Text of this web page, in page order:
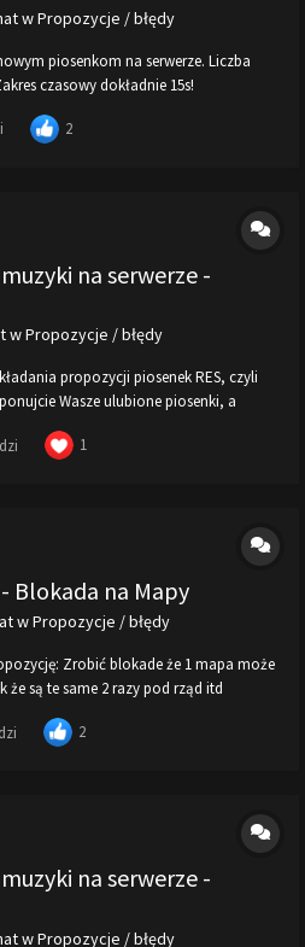
wPropozycje / błędy
piosenkom na serwerze. Liczba
czasowy dokładnie 15s!
2
na serwerze -
wPropozycje / błędy
propozycji piosenek RES, czyli
Wasze ulubione piosenki, a
wybraną piosenkę (max 10 piosenek
1
Blokada na Mapy
wPropozycje / błędy
Zrobić blokade że 1 mapa może
że są te same 2 razy pod rząd itd
2
na serwerze -
wPropozycje / błędy